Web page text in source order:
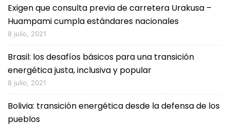
Exigen que consulta previa de carretera Urakusa –
Huampami cumpla estándares nacionales
8 julio, 2021
Brasil: los desafíos básicos para una transición
energética justa, inclusiva y popular
8 julio, 2021
Bolivia: transición energética desde la defensa de los
pueblos